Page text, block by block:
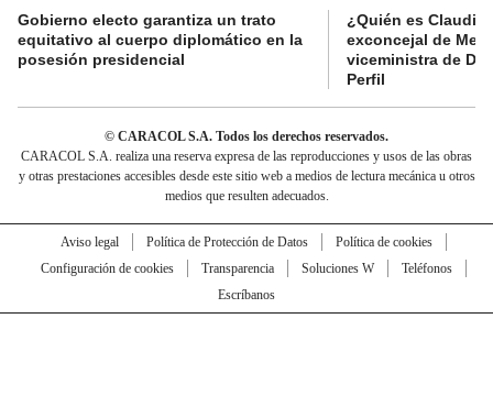
Gobierno electo garantiza un trato
equitativo al cuerpo diplomático en la
posesión presidencial
¿Quién es Claudia
exconcejal de
viceministra de
Perfil
© CARACOL S.A. Todos los derechos reservados.
CARACOL S.A. realiza una reserva expresa de las reproducciones y usos de las obras
y otras prestaciones accesibles desde este sitio web a medios de lectura mecánica u otros
medios que resulten adecuados.
Aviso legal Política de Protección de Datos
Política de cookies
Configuración de cookies
Transparencia Soluciones W
Teléfonos
Escríbanos